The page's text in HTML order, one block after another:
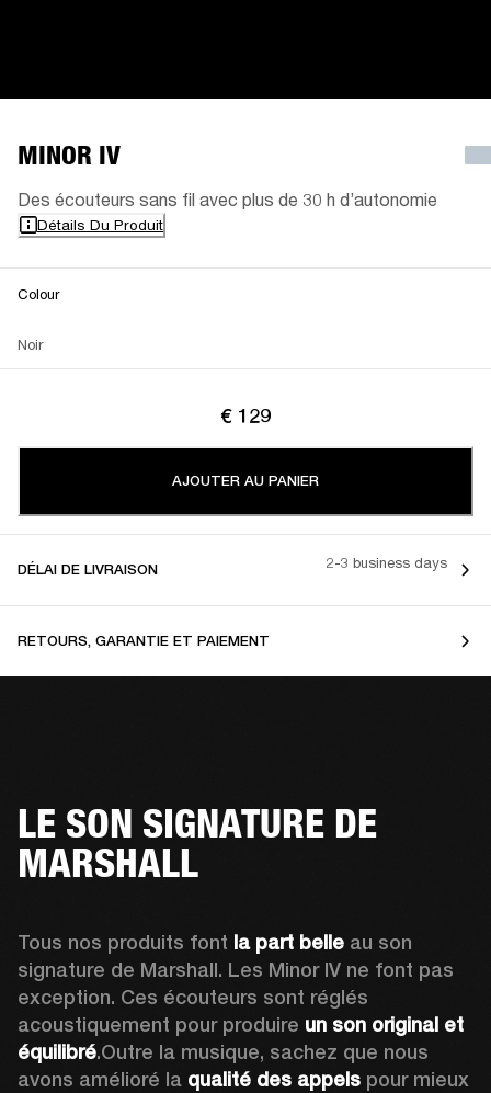
MINOR IV
Des écouteurs sans fil avec plus de 30 h d’autonomie
Détails Du Produit
Colour
Noir
€ 129
AJOUTER AU PANIER
DÉLAI DE LIVRAISON 2-3 business days
RETOURS, GARANTIE ET PAIEMENT
LE SON SIGNATURE DE
MARSHALL
Tous nos produits font la part belle au son
signature de Marshall. Les Minor IV ne font pas
exception. Ces écouteurs sont réglés
acoustiquement pour produire un son original et
équilibré.Outre la musique, sachez que nous
avons amélioré la qualité des appels pour mieux